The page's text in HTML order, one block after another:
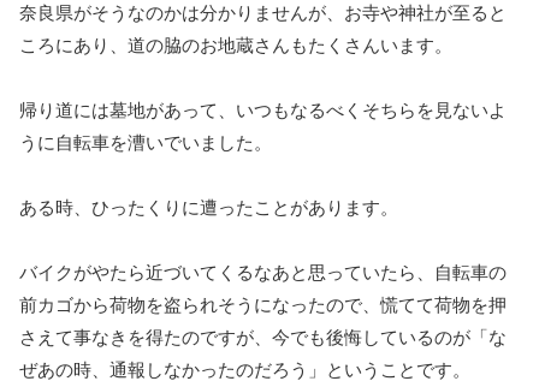
奈良県がそうなのかは分かりませんが、お寺や神社が至ると
ころにあり、道の脇のお地蔵さんもたくさんいます。
帰り道には墓地があって、いつもなるべくそちらを見ないよ
うに自転車を漕いでいました。
ある時、ひったくりに遭ったことがあります。
バイクがやたら近づいてくるなあと思っていたら、自転車の
前カゴから荷物を盗られそうになったので、慌てて荷物を押
さえて事なきを得たのですが、今でも後悔しているのが「な
ぜあの時、通報しなかったのだろう」ということです。